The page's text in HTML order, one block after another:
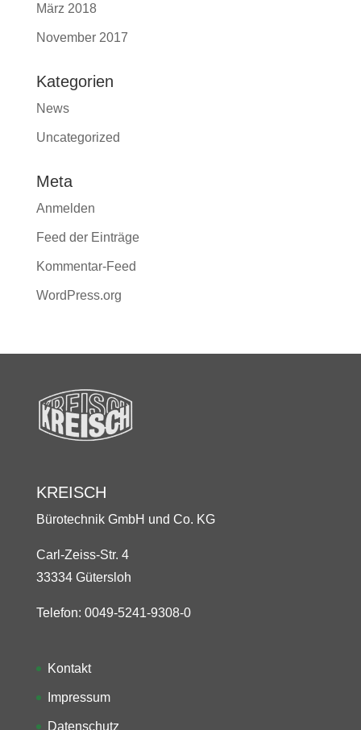
März 2018
November 2017
Kategorien
News
Uncategorized
Meta
Anmelden
Feed der Einträge
Kommentar-Feed
WordPress.org
KREISCH
Bürotechnik GmbH und Co. KG
Carl-Zeiss-Str. 4
33334 Gütersloh
Telefon: 0049-5241-9308-0
Kontakt
Impressum
Datenschutz